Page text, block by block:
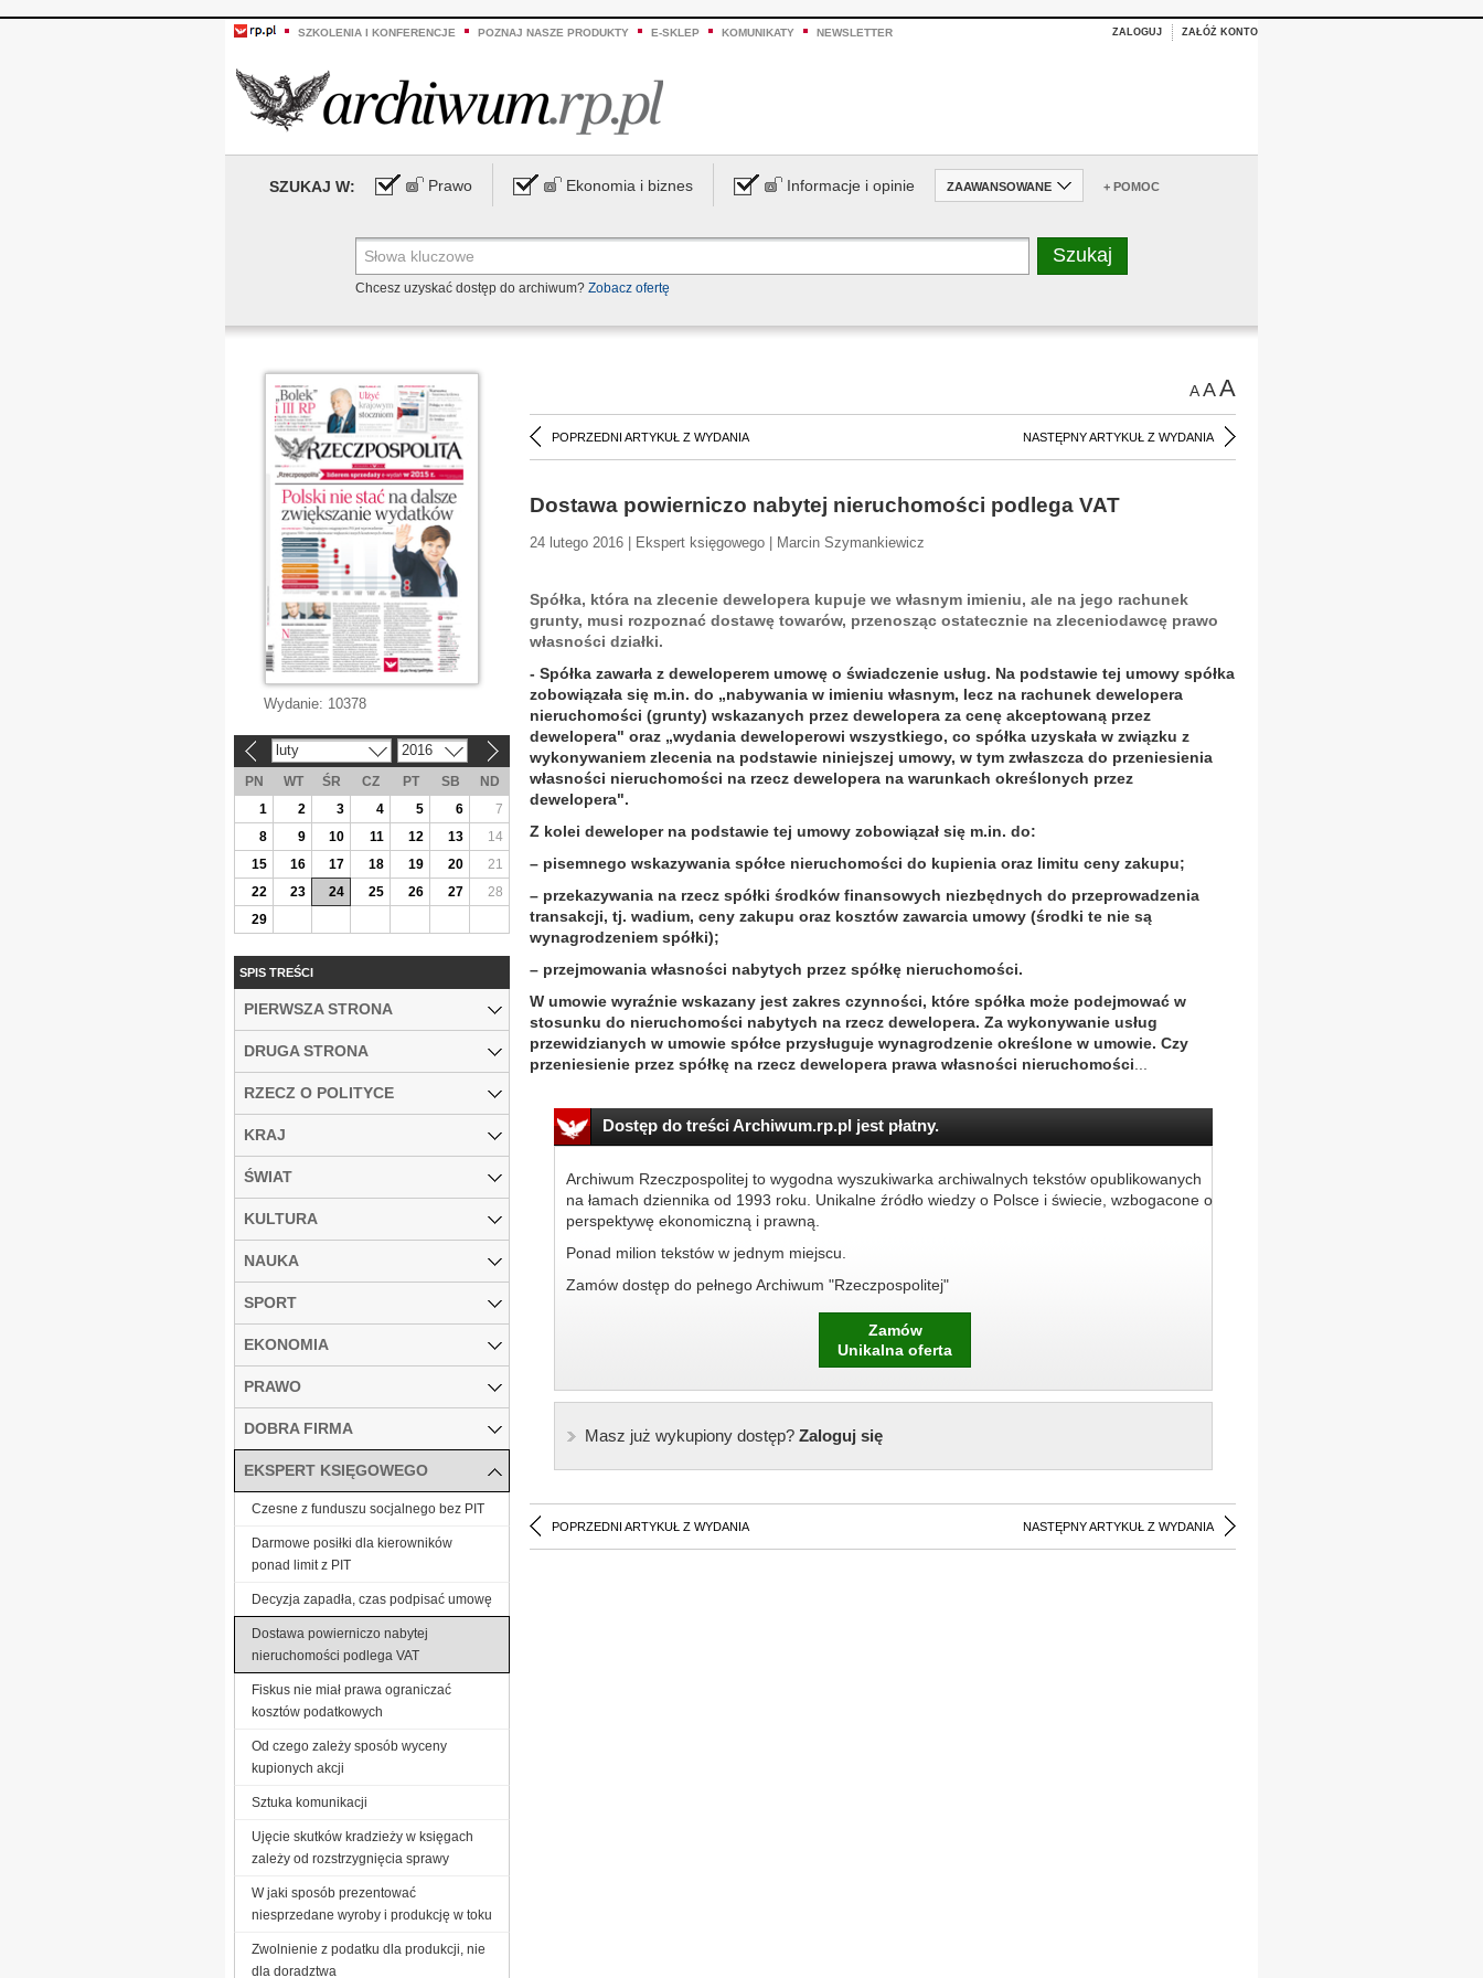
SZKOLENIA I KONFERENCJE POZNAJ NASZE PRODUKTY E-SKLEP KOMUNIKATY NEWSLETTER ZALOGUJ ZAŁÓŻ KONTO
SZUKAJ W: Prawo Ekonomia i biznes Informacje i opinie ZAAWANSOWANE + POMOC
Chcesz uzyskać dostęp do archiwum? Zobacz ofertę
AAA
POPRZEDNI ARTYKUŁ Z WYDANIA NASTĘPNY ARTYKUŁ Z WYDANIA
Dostawa powierniczo nabytej nieruchomości podlega VAT
24 lutego 2016 | Ekspert księgowego | Marcin Szymankiewicz
Spółka, która na zlecenie dewelopera kupuje we własnym imieniu, ale na jego rachunek
grunty, musi rozpoznać dostawę towarów, przenosząc ostatecznie na zleceniodawcę prawo
własności działki.
- Spółka zawarła z deweloperem umowę o świadczenie usług. Na podstawie tej umowy spółka
zobowiązała się m.in. do „nabywania w imieniu własnym, lecz na rachunek dewelopera
nieruchomości (grunty) wskazanych przez dewelopera za cenę akceptowaną przez
dewelopera" oraz „wydania deweloperowi wszystkiego, co spółka uzyskała w związku z
wykonywaniem zlecenia na podstawie niniejszej umowy, w tym zwłaszcza do przeniesienia
własności nieruchomości na rzecz dewelopera na warunkach określonych przez
dewelopera".
Z kolei deweloper na podstawie tej umowy zobowiązał się m.in. do:
– pisemnego wskazywania spółce nieruchomości do kupienia oraz limitu ceny zakupu;
– przekazywania na rzecz spółki środków finansowych niezbędnych do przeprowadzenia
transakcji, tj. wadium, ceny zakupu oraz kosztów zawarcia umowy (środki te nie są
wynagrodzeniem spółki);
– przejmowania własności nabytych przez spółkę nieruchomości.
W umowie wyraźnie wskazany jest zakres czynności, które spółka może podejmować w
stosunku do nieruchomości nabytych na rzecz dewelopera. Za wykonywanie usług
przewidzianych w umowie spółce przysługuje wynagrodzenie określone w umowie. Czy
przeniesienie przez spółkę na rzecz dewelopera prawa własności nieruchomości
Dostęp do treści Archiwum.rp.pl jest płatny.
Archiwum Rzeczpospolitej to wygodna wyszukiwarka archiwalnych tekstów opublikowanych
na łamach dziennika od 1993 roku. Unikalne źródło wiedzy o Polsce i świecie, wzbogacone o
perspektywę ekonomiczną i prawną.
Ponad milion tekstów w jednym miejscu.
Zamów dostęp do pełnego Archiwum "Rzeczpospolitej"
Zamów
Unikalna oferta
Masz już wykupiony dostęp?Zaloguj się
POPRZEDNI ARTYKUŁ Z WYDANIA NASTĘPNY ARTYKUŁ Z WYDANIA
Wydanie: 10378
luty 2016
PN WT ŚR CZ PT SB
ND
1
2 3 4 5 6
7
8
9 10 11 12 13
14
15
16 17 18 19 20
21
22
23 24 25 26 27
28
29
SPIS TREŚCI
PIERWSZA STRONA
DRUGA STRONA
RZECZ O POLITYCE
KRAJ
ŚWIAT
KULTURA
NAUKA
SPORT
EKONOMIA
PRAWO
DOBRA FIRMA
EKSPERT KSIĘGOWEGO
Czesne z funduszu socjalnego bez PIT
Darmowe posiłki dla kierowników
ponad limit z PIT
Decyzja zapadła, czas podpisać umowę
Dostawa powierniczo nabytej
nieruchomości podlega VAT
Fiskus nie miał prawa ograniczać
kosztów podatkowych
Od czego zależy sposób wyceny
kupionych akcji
Sztuka komunikacji
Ujęcie skutków kradzieży w księgach
zależy od rozstrzygnięcia sprawy
W jaki sposób prezentować
niesprzedane wyroby i produkcję w toku
Zwolnienie z podatku dla produkcji, nie
dla doradztwa